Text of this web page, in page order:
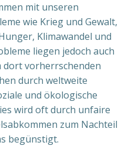
mit unseren
wie Krieg und Gewalt,
Klimawandel und
liegen jedoch auch
dort vorherrschenden
durch weltweite
und ökologische
wird oft durch unfaire
zum Nachteil
begünstigt.